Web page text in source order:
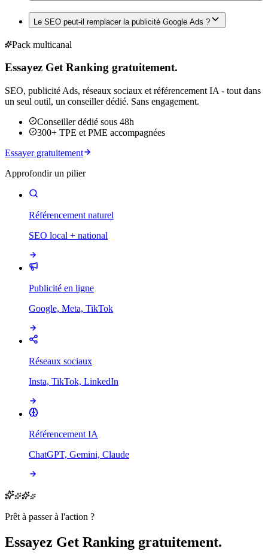
Le SEO peut-il remplacer la publicité Google Ads ?
Pack multicanal
Essayez Get Ranking gratuitement.
SEO, publicité Ads, réseaux sociaux et référencement IA - tout dans
un seul outil, un conseiller dédié. Sans engagement.
Conseiller dédié sous 48h
300+ TPE et PME accompagnées
Essayer gratuitement
Approfondir un pilier
Référencement naturel
SEO local + national
Publicité en ligne
Google, Meta, TikTok
Réseaux sociaux
Insta, TikTok, LinkedIn
Référencement IA
ChatGPT, Gemini, Claude
Prêt à passer à l'action ?
Essayez Get Ranking gratuitement.